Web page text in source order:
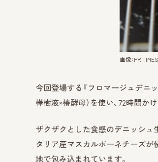
画像：PR TIMES
今回登場する『フロマージュデニッ
樺樹液×椿酵母）を使い、72時間か
ザクザクとした食感のデニッシュ
タリア産マスカルポーネチーズが
地で包み込まれています。